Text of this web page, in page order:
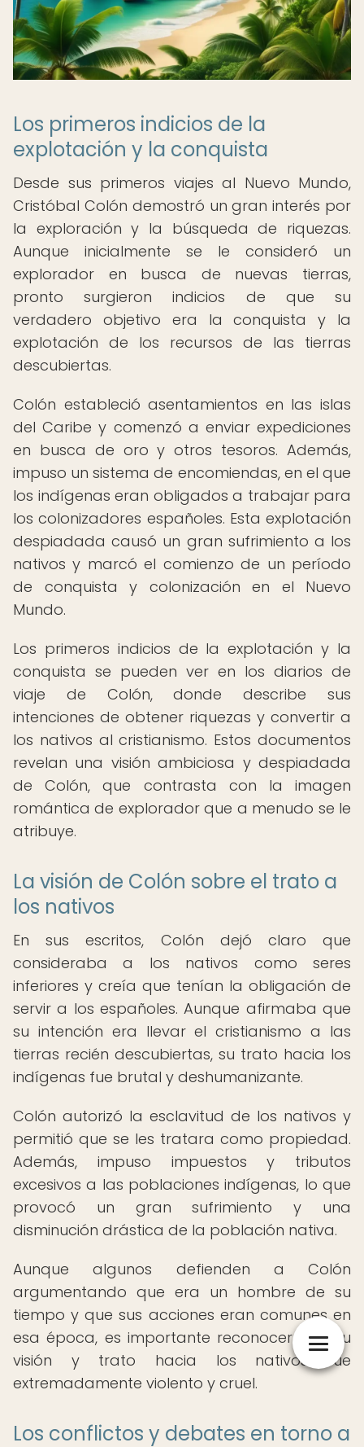
Los primeros indicios de la
explotación y la conquista
Desde sus primeros viajes al Nuevo Mundo,
Cristóbal Colón demostró un gran interés por
la exploración y la búsqueda de riquezas.
Aunque inicialmente se le consideró un
explorador en busca de nuevas tierras,
pronto surgieron indicios de que su
verdadero objetivo era la conquista y la
explotación de los recursos de las tierras
descubiertas.
Colón estableció asentamientos en las islas
del Caribe y comenzó a enviar expediciones
en busca de oro y otros tesoros. Además,
impuso un sistema de encomiendas, en el que
los indígenas eran obligados a trabajar para
los colonizadores españoles. Esta explotación
despiadada causó un gran sufrimiento a los
nativos y marcó el comienzo de un período
de conquista y colonización en el Nuevo
Mundo.
Los primeros indicios de la explotación y la
conquista se pueden ver en los diarios de
viaje de Colón, donde describe sus
intenciones de obtener riquezas y convertir a
los nativos al cristianismo. Estos documentos
revelan una visión ambiciosa y despiadada
de Colón, que contrasta con la imagen
romántica de explorador que a menudo se le
atribuye.
La visión de Colón sobre el trato a
los nativos
En sus escritos, Colón dejó claro que
consideraba a los nativos como seres
inferiores y creía que tenían la obligación de
servir a los españoles. Aunque afirmaba que
su intención era llevar el cristianismo a las
tierras recién descubiertas, su trato hacia los
indígenas fue brutal y deshumanizante.
Colón autorizó la esclavitud de los nativos y
permitió que se les tratara como propiedad.
Además, impuso impuestos y tributos
excesivos a las poblaciones indígenas, lo que
provocó un gran sufrimiento y una
disminución drástica de la población nativa.
Aunque algunos defienden a Colón
argumentando que era un hombre de su
tiempo y que sus acciones eran comunes en
esa época, es importante reconocer que su
visión y trato hacia los nativos fue
extremadamente violento y cruel.
Los conflictos y debates en torno a